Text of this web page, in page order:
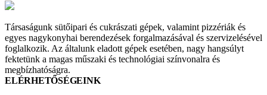
Társaságunk sütőipari és cukrászati gépek, valamint pizzériák és
egyes nagykonyhai berendezések forgalmazásával és szervizelésével
foglalkozik. Az általunk eladott gépek esetében, nagy hangsúlyt
fektetünk a magas műszaki és technológiai színvonalra és
megbízhatóságra.
ELÉRHETŐSÉGEINK